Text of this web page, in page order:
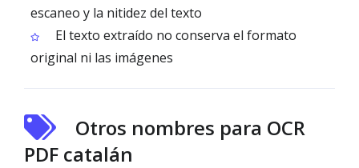
escaneo y la nitidez del texto
El texto extraído no conserva el formato
original ni las imágenes
Otros nombres para OCR
PDF catalán